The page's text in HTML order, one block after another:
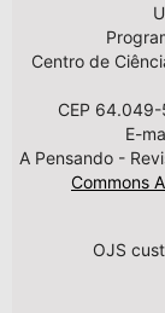
Centro de
CEP
E-
A Pensando -
Commons
OJS